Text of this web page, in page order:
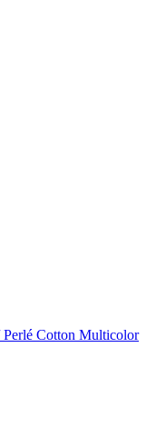
Cotton Multicolor